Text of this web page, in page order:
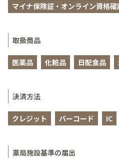
マイナ保険証・オンライン資格確
取扱商品
医薬品 化粧品 日配食品
決済方法
クレジット バーコード IC
薬局施設基準の届出